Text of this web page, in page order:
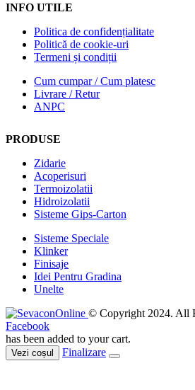
INFO UTILE
Politica de confidențialitate
Politică de cookie-uri
Termeni și condiții
Cum cumpar / Cum platesc
Livrare / Retur
ANPC
PRODUSE
Zidarie
Acoperisuri
Termoizolatii
Hidroizolatii
Sisteme Gips-Carton
Sisteme Speciale
Klinker
Finisaje
Idei Pentru Gradina
Unelte
© Copyright 2024. All
Facebook
has been added to your cart.
Vezi coșul Finalizare